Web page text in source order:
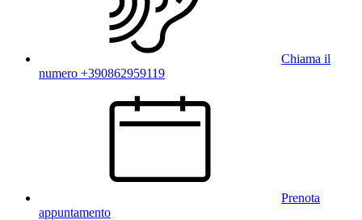
Chiama il
numero +390862959119
Prenota
appuntamento